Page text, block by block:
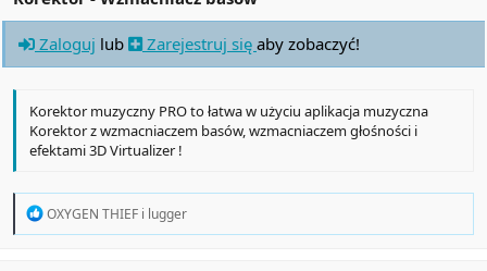
Zaloguj lub Zarejestruj się aby zobaczyć!
Korektor muzyczny PRO to łatwa w użyciu aplikacja muzyczna
Korektor z wzmacniaczem basów, wzmacniaczem głośności i
efektami 3D Virtualizer !
R
OXYGEN THIEF i lugger